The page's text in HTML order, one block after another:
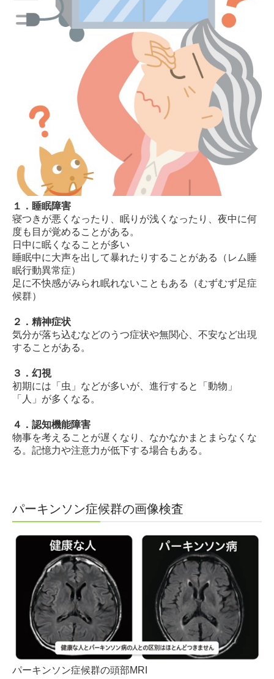
１．睡眠障害
寝つきが悪くなったり、眠りが浅くなったり、夜中に何
度も目が覚めることがある。
日中に眠くなることが多い
睡眠中に大声を出して暴れたりすることがある（レム睡
眠行動異常症）
足に不快感がみられ眠れないこともある（むずむず足症
候群）
２．精神症状
気分が落ち込むなどのうつ症状や無関心、不安など出現
することがある。
３．幻視
初期には「虫」などが多いが、進行すると「動物」
「人」が多くなる。
４．認知機能障害
物事を考えることが遅くなり、なかなかまとまらなくな
る。記憶力や注意力が低下する場合もある。
パーキンソン症候群の画像検査
パーキンソン症候群の頭部MRI